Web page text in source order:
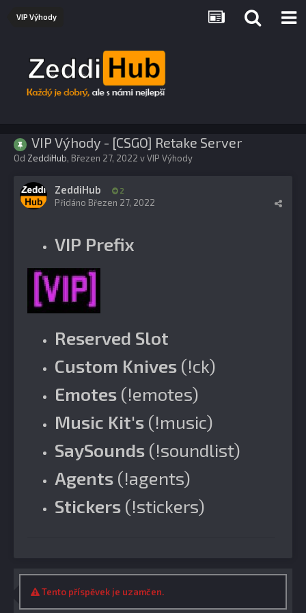
VIP Výhody
VIP Výhody - [CSGO] Retake Server
Od ZeddiHub, Březen 27, 2022 vVIP Výhody
ZeddiHub 2
Přidáno Březen 27, 2022
VIP Prefix
Reserved Slot
Custom Knives (!ck)
Emotes (!emotes)
Music Kit's (!music)
SaySounds (!soundlist)
Agents (!agents)
Stickers (!stickers)
Tento příspěvek je uzamčen.